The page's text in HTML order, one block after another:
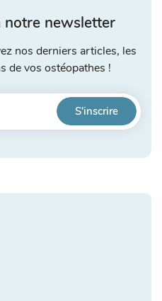
notre newsletter
nos derniers articles, les
de vos ostéopathes !